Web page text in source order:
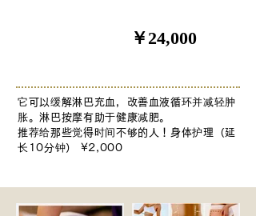
￥24,000
它可以缓解淋巴充血，改善血液循环并减轻肿
胀。淋巴按摩有助于健康减肥。
推荐给那些觉得时间不够的人！身体护理（延
长10分钟） ¥2,000